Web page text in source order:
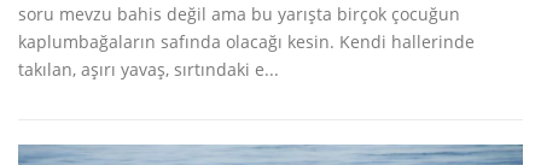
soru mevzu bahis değil ama bu yarışta birçok çocuğun
kaplumbağaların safında olacağı kesin. Kendi hallerinde
takılan, aşırı yavaş, sırtındaki e...